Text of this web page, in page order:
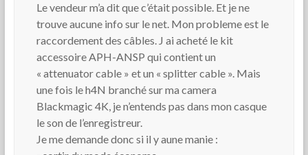
Le vendeur m’a dit que c’était possible. Et je ne
trouve aucune info sur le net. Mon probleme est le
raccordement des câbles. J ai acheté le kit
accessoire APH-ANSP qui contient un
« attenuator cable » et un « splitter cable ». Mais
une fois le h4N branché sur ma camera
Blackmagic 4K, je n’entends pas dans mon casque
le son de l’enregistreur.
Je me demande donc si il y aune manie :